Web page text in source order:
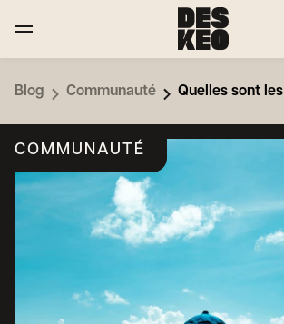
Blog Communauté Quelles sont
COMMUNAUTÉ